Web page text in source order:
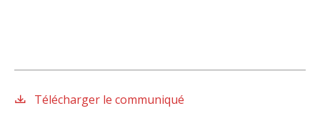
Télécharger le communiqué